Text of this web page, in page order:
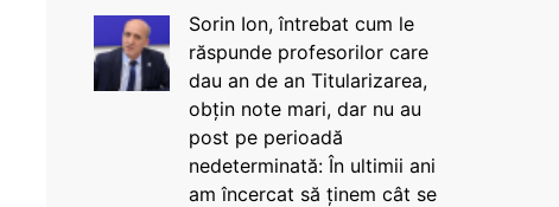
Sorin Ion, întrebat cum le
răspunde profesorilor care
dau an de an Titularizarea,
obțin note mari, dar nu au
post pe perioadă
nedeterminată: În ultimii ani
am încercat să ținem cât se